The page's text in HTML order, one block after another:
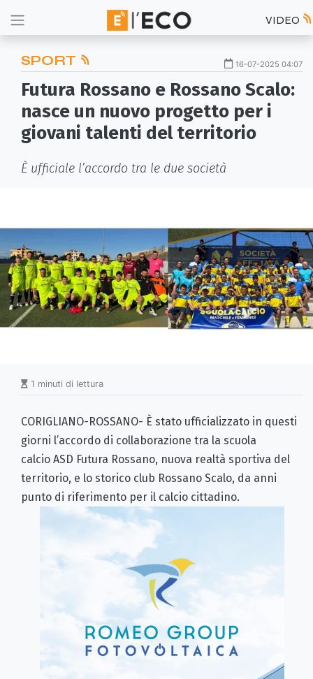
VIDEO
SPORT 16-07-2025 04:07
Futura Rossano e Rossano Scalo:
nasce un nuovo progetto per i
giovani talenti del territorio
È ufficiale l’accordo tra le due società
1 minuti di lettura
CORIGLIANO-ROSSANO- È stato ufficializzato in questi
giorni l’accordo di collaborazione tra la scuola
calcio ASD Futura Rossano, nuova realtà sportiva del
territorio, e lo storico club Rossano Scalo, da anni
punto di riferimento per il calcio cittadino.